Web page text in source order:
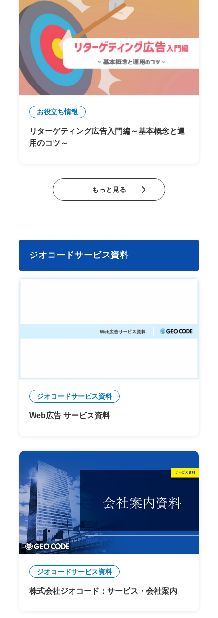
お役立ち情報
リターゲティング広告入門編～基本概念と運
用のコツ～
もっと見る
ジオコードサービス資料
ジオコードサービス資料
Web広告 サービス資料
ジオコードサービス資料
株式会社ジオコード：サービス・会社案内